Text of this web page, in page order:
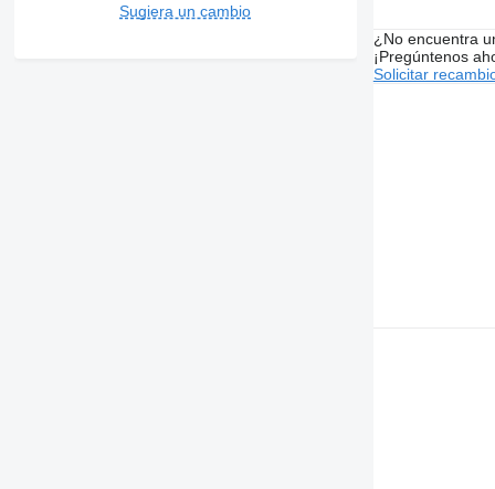
Sugiera un cambio
¿No encuentra
¡Pregúntenos
Solicitar